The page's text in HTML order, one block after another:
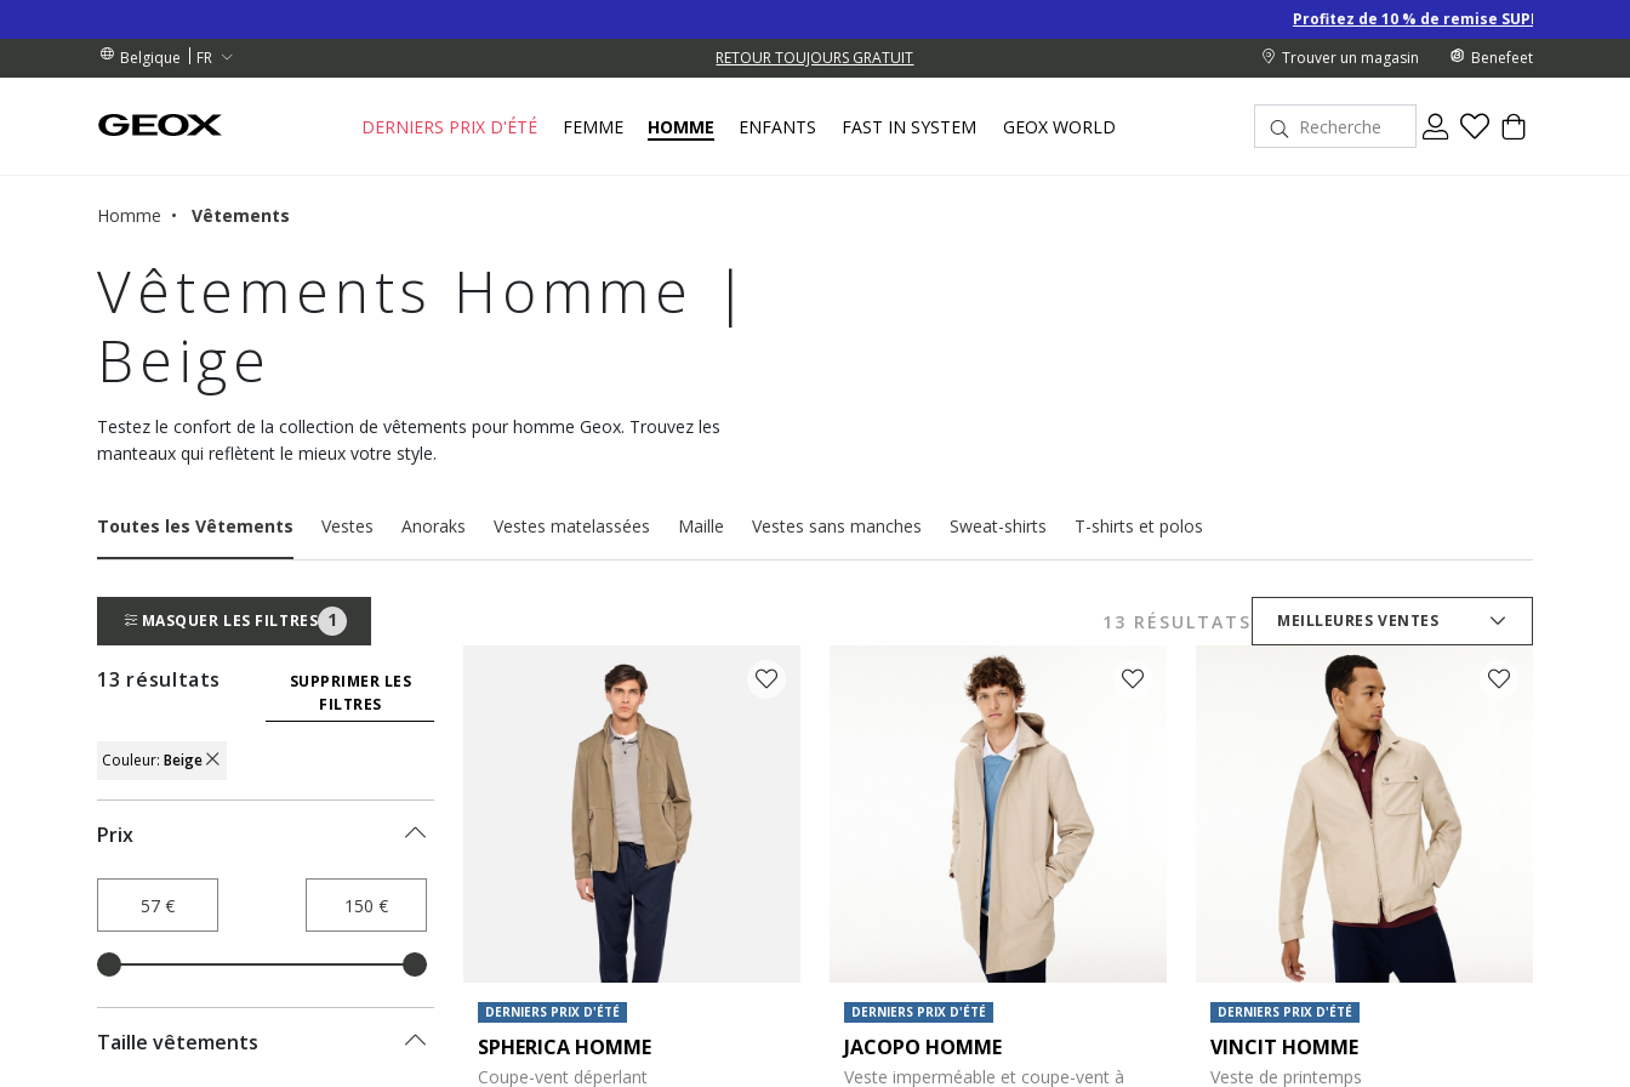
Profitez de 10 % de remise SUPPLÉMENTAIRE sur les Derniers
Belgique
FR
DE PLUS DE 99.00 € RETOUR TOUJOURS GRATUIT
PROCHE DE CHEZ VOUS.
DE PLUS DE 99.00 € Trouver un magasin Benefeet
DERNIERS PRIX D'ÉTÉ FEMME HOMME ENFANTS FAST IN SYSTEM GEOX WORLD
Homme Vêtements
Vêtements Homme |
Beige
Testez le confort de la collection de vêtements pour homme Geox. Trouvez les
manteaux qui reflètent le mieux votre style.
Toutes les Vêtements Vestes Anoraks Vestes matelassées Maille Vestes sans manches Sweat-shirts T-shirts et polos
MASQUER LES FILTRES 1 13 RÉSULTATS MEILLEURES VENTES
13 résultats
SUPPRIMER LES
FILTRES
Couleur: Beige
REMOVE FILTER CURRENTLY REFINED BY COULEUR: BEIGE
Prix
Taille vêtements
DERNIERS PRIX D'ÉTÉ
SPHERICA HOMME
Coupe-vent déperlant
DERNIERS PRIX D'ÉTÉ
JACOPO HOMME
Veste imperméable et coupe-vent à
DERNIERS PRIX D'ÉTÉ
VINCIT HOMME
Veste de printemps